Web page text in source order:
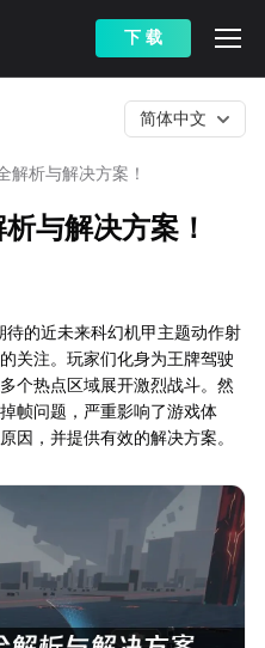
下 载
解析与解决方案！
简体中文
与解决方案！
的近未来科幻机甲主题动作射
关注。玩家们化身为王牌驾驶
个热点区域展开激烈战斗。然
帧问题，严重影响了游戏体
因，并提供有效的解决方案。